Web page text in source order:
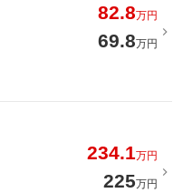
82.8万円
69.8万円
234.1万円
225万円